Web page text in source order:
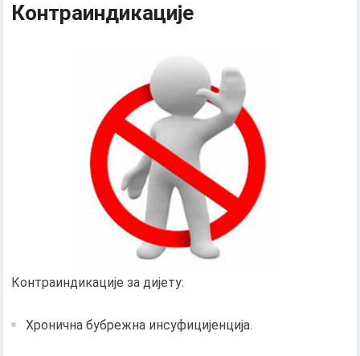
Контраиндикације
Контраиндикације за дијету:
Хронична бубрежна инсуфицијенција.